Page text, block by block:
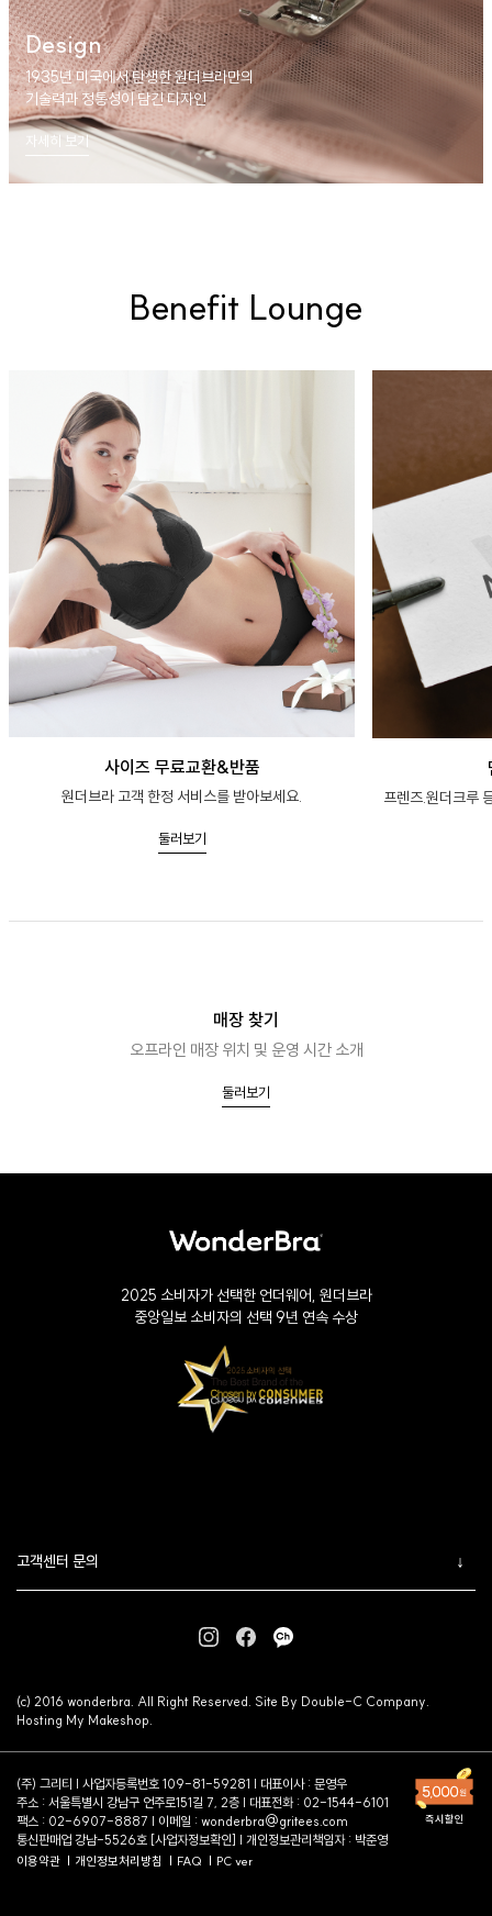
Design
1935년 미국에서 탄생한 원더브라만의
기술력과 정통성이 담긴 디자인
자세히 보기
Benefit Lounge
사이즈 무료교환&반품
원더브라 고객 한정 서비스를 받아보세요.
둘러보기
프렌즈.원더크루
매장 찾기
오프라인 매장 위치 및 운영 시간 소개
둘러보기
2025 소비자가 선택한 언더웨어, 원더브라
중앙일보 소비자의 선택 9년 연속 수상
고객센터 문의
(c) 2016 wonderbra. All Right Reserved. Site By Double-C Company.
Hosting My Makeshop.
(주) 그리티 | 사업자등록번호 109-81-59281 | 대표이사 : 문영우
주소 : 서울특별시 강남구 언주로151길 7, 2층 | 대표전화 : 02-1544-6101
팩스 : 02-6907-8887 | 이메일 : wonderbra@gritees.com
통신판매업 강남-5526호 [사업자정보확인] | 개인정보관리책임자 : 박준영
이용약관 개인정보처리방침 FAQ PC ver